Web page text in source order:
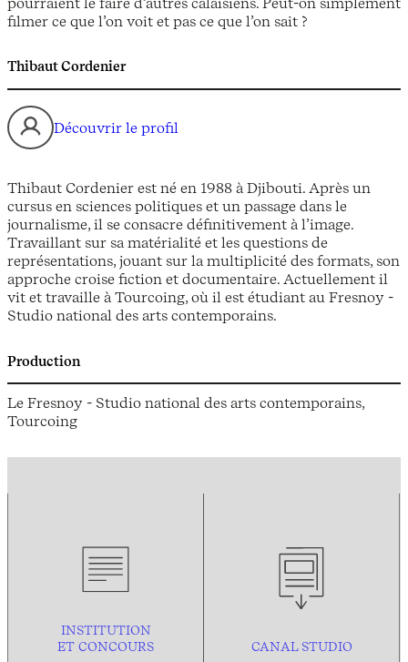
filmer ce que l’on voit et pas ce que l’on sait ?
Thibaut Cordenier
Découvrir le profil
Thibaut Cordenier est né en 1988 à Djibouti. Après un
cursus en sciences politiques et un passage dans le
journalisme, il se consacre définitivement à l’image.
Travaillant sur sa matérialité et les questions de
représentations, jouant sur la multiplicité des formats, son
approche croise fiction et documentaire. Actuellement il
vit et travaille à Tourcoing, où il est étudiant au Fresnoy -
Studio national des arts contemporains.
Production
Le Fresnoy - Studio national des arts contemporains,
Tourcoing
INSTITUTION
ET CONCOURS
CANAL STUDIO